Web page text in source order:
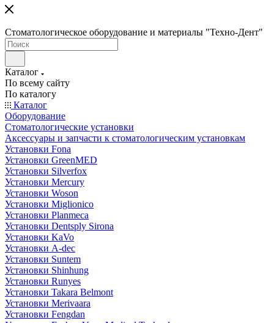
Стоматологическое оборудование и материалы "Техно-Дент"
Каталог
По всему сайту
По каталогу
Каталог
Оборудование
Стоматологические установки
Аксессуары и запчасти к стоматологическим установкам
Установки Fona
Установки GreenMED
Установки Silverfox
Установки Mercury
Установки Woson
Установки Miglionico
Установки Planmeca
Установки Dentsply Sirona
Установки KaVo
Установки A-dec
Установки Suntem
Установки Shinhung
Установки Runyes
Установки Takara Belmont
Установки Merivaara
Установки Fengdan